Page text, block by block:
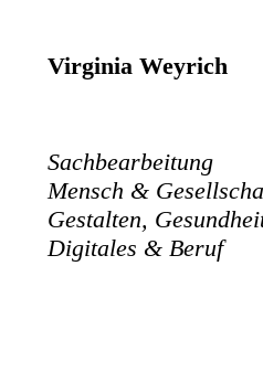
Virginia Weyrich
Sachbearbeitung
Mensch &
Gestalten,
Digitales & Beruf